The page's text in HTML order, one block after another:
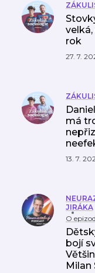
rok
27. 7.
má
13. 7.
JIRÁKA
O
bojí
Milan